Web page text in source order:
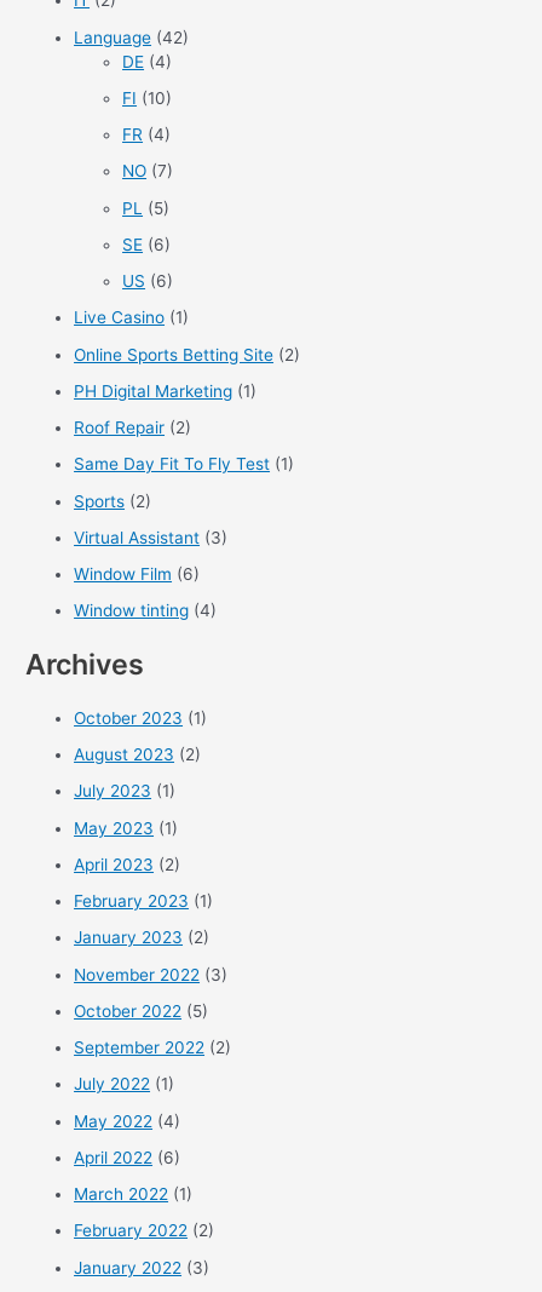
Language (42)
DE (4)
FI (10)
FR (4)
NO (7)
PL
(5)
SE (6)
US (6)
Live Casino (1)
Online Sports Betting Site (2)
PH Digital Marketing (1)
Roof Repair (2)
Same Day Fit To Fly Test (1)
Sports (2)
Virtual Assistant (3)
Window Film (6)
Window tinting (4)
Archives
October 2023 (1)
August 2023 (2)
July 2023 (1)
May 2023 (1)
April 2023 (2)
February 2023 (1)
January 2023 (2)
November 2022 (3)
October 2022 (5)
September 2022 (2)
July 2022 (1)
May 2022 (4)
April 2022 (6)
March 2022 (1)
February 2022 (2)
January 2022 (3)